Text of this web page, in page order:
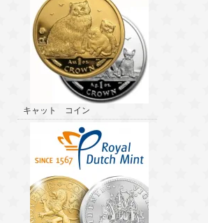
キャット コイン